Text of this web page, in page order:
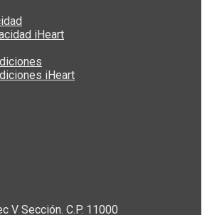
iHeart
iHeart
V Sección. C.P. 11000